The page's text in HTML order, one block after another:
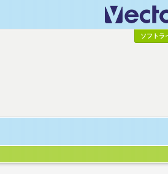
ソフトラ